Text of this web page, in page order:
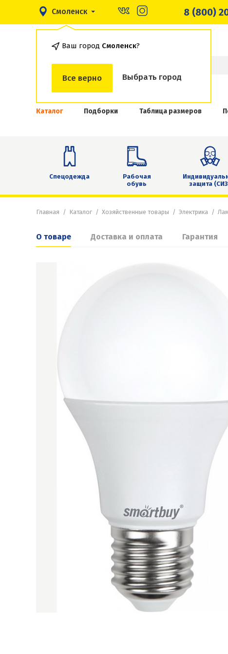
Смоленск
Ваш город Смоленск?
Все верно Выбрать город
8 (800)
Каталог Подборки Таблица размеров
Спецодежда
Рабочая
обувь
защита
Главная Каталог Хозяйственные товары Электрика
О товаре Доставка и оплата Гарантия